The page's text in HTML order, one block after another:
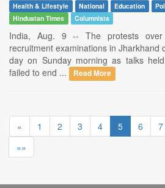
Health & Lifestyle National Education
Hindustan Times
Columnists
India, Aug. 9 -- The protests over
recruitment examinations in Jharkhand
day on Sunday morning as talks
failed to end ...
Read More
« 1 2 3 4 5 6 7
»»